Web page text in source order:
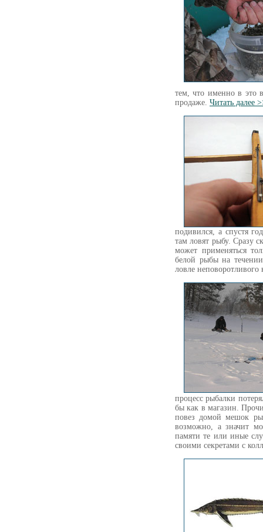
тем, что именно в это
продаже. Читать далее
подивился, а спустя
там ловят рыбу. Сразу
может применяться
белой рыбы на
ловле
процесс рыбалки
бы как в магазин.
повез домой мешок
возможно, а значит
памяти те или иные
своими секретами с